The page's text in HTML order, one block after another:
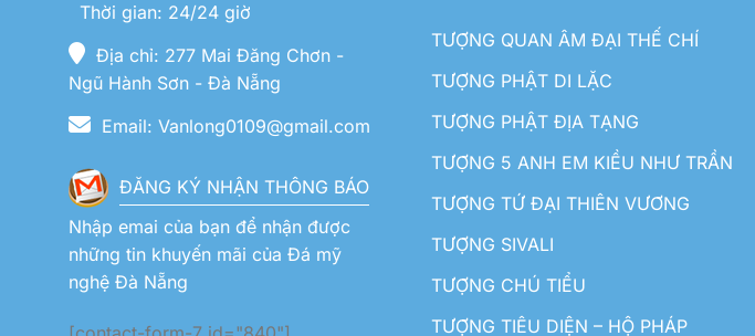
Thời gian: 24/24 giờ
Địa chỉ: 277 Mai Đăng Chơn -
Ngũ Hành Sơn - Đà Nẵng
Email: Vanlong0109@gmail.com
ĐĂNG KÝ NHẬN THÔNG BÁO
Nhập emai của bạn để nhận được
những tin khuyến mãi của Đá mỹ
nghệ Đà Nẵng
TƯỢNG QUAN ÂM ĐẠI THẾ CHÍ
TƯỢNG PHẬT DI LẶC
TƯỢNG PHẬT ĐỊA TẠNG
TƯỢNG 5 ANH EM KIỀU NHƯ TRẦN
TƯỢNG TỨ ĐẠI THIÊN VƯƠNG
TƯỢNG SIVALI
TƯỢNG CHÚ TIỂU
TƯỢNG TIÊU DIỆN – HỘ PHÁP